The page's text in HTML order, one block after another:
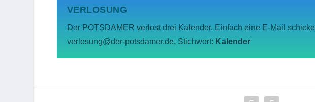
VERLOSUNG
Der POTSDAMER verlost drei Kalender. Einfach eine E-Mail
verlosung@der-potsdamer.de, Stichwort: Kalender